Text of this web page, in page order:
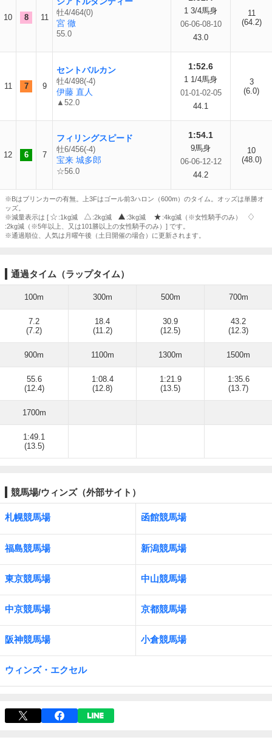
10 8 11
牡4/464(0)
宮 徹
55.0
1 3/4馬身
06-06-08-10
43.0
11
(64.2)
11 7 9
セントバルカン
牡4/498(-4)
伊藤 直人
▲52.0
1:52.6
1 1/4馬身
01-01-02-05
44.1
3
(6.0)
12 6 7
フィリングスピード
牡6/456(-4)
宝来 城多郎
☆56.0
1:54.1
9馬身
06-06-12-12
44.2
10
(48.0)
※Bはブリンカーの有無。上3Fはゴール前3ハロン（600m）のタイム。オッズは単勝オ
ッズ。
※減量表示は [
:1kg減 :2kg減 :3kg減
:4kg減（※女性騎手のみ）
:2kg減（※5年以上、又は101勝以上の女性騎手のみ）] です。
※通過順位、人気は月曜午後（土日開催の場合）に更新されます。
通過タイム（ラップタイム）
100m 300m 500m 700m
7.2
(7.2)
18.4
(11.2)
30.9
(12.5)
43.2
(12.3)
900m 1100m 1300m 1500m
55.6
(12.4)
1:08.4
(12.8)
1:21.9
(13.5)
1:35.6
(13.7)
1700m
1:49.1
(13.5)
競馬場/ウィンズ（外部サイト）
札幌競馬場 函館競馬場
福島競馬場 新潟競馬場
東京競馬場 中山競馬場
中京競馬場 京都競馬場
阪神競馬場 小倉競馬場
ウィンズ・エクセル